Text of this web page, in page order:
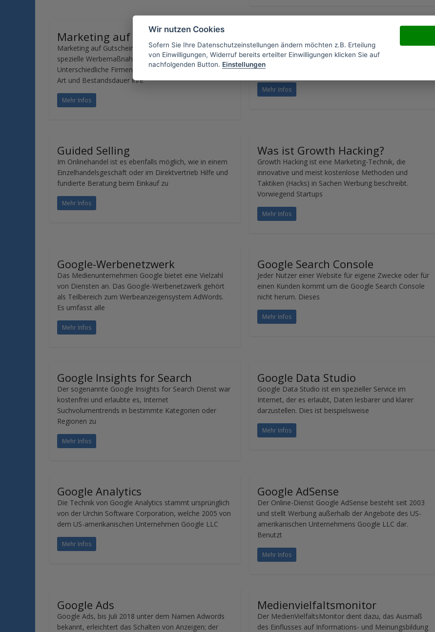
Marketing auf Gutscheinportalen
Marketing auf Gutscheinportalen (Couponing) ist eine
spezielle Werbemaßnahme im Online-Marketing.
Unterschiedliche Firmen bieten unabhängig von Größe,
Art und Bestandsdauer ihre
Mehr Infos
Die Bezeichnung Header Bidding kommt im digitalen
Marketing vor und steht für eine Mechanik des
automatischen Handels. Grundsätzlich geht es
Mehr Infos
Guided Selling
Im Onlinehandel ist es ebenfalls möglich, wie in einem
Einzelhandelsgeschäft oder im Direktvertrieb Hilfe und
fundierte Beratung beim Einkauf zu
Mehr Infos
Was ist Growth Hacking?
Growth Hacking ist eine Marketing-Technik, die
innovative und meist kostenlose Methoden und
Taktiken (Hacks) in Sachen Werbung beschreibt.
Vorwiegend Startups
Mehr Infos
Google-Werbenetzwerk
Das Medienunternehmen Google bietet eine Vielzahl
von Diensten an. Das Google-Werbenetzwerk gehört
als Teilbereich zum Werbeanzeigensystem AdWords.
Es umfasst alle
Mehr Infos
Google Search Console
Jeder Nutzer einer Website für eigene Zwecke oder für
einen Kunden kommt um die Google Search Console
nicht herum. Dieses
Mehr Infos
Google Insights for Search
Der sogenannte Google Insights for Search Dienst war
kostenfrei und erlaubte es, Internet
Suchvolumentrends in bestimmte Kategorien oder
Regionen zu
Mehr Infos
Google Data Studio
Google Data Studio ist ein spezieller Service im
Internet, der es erlaubt, Daten lesbarer und klarer
darzustellen. Dies ist beispielsweise
Mehr Infos
Google Analytics
Die Technik von Google Analytics stammt ursprünglich
von der Urchin Software Corporation, welche 2005 von
dem US-amerikanischen Unternehmen Google LLC
Mehr Infos
Google AdSense
Der Online-Dienst Google AdSense besteht seit 2003
und stellt Werbung außerhalb der Angebote des US-
amerikanischen Unternehmens Google LLC dar.
Benutzt
Mehr Infos
Google Ads
Google Ads, bis Juli 2018 unter dem Namen Adwords
bekannt, erleichtert das Schalten von Anzeigen; der
Medienvielfaltsmonitor
Der MedienVielfaltsMonitor dient dazu, das Ausmaß
des Einflusses auf Informations- und Meinungsbildung
Wir nutzen Cookies
Sofern Sie Ihre Datenschutzeinstellungen ändern möchten z.B. Erteilung
von Einwilligungen, Widerruf bereits erteilter Einwilligungen klicken Sie auf
nachfolgenden Button. Einstellungen